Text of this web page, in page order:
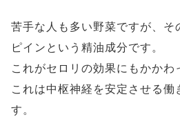
苦手な人も多い野菜ですが、そ
ピインという精油成分です。
これがセロリの効果にもかかわ
これは中枢神経を安定させる働
す。